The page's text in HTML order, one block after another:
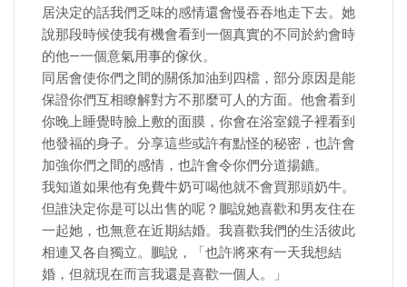
居決定的話我們乏味的感情還會慢吞吞地走下去。她
說那段時候使我有機會看到一個真實的不同於約會時
的他—一個意氣用事的傢伙。
同居會使你們之間的關係加油到四檔，部分原因是能
保證你們互相瞭解對方不那麼可人的方面。他會看到
你晚上睡覺時臉上敷的面膜，你會在浴室鏡子裡看到
他發福的身子。分享這些或許有點怪的秘密，也許會
加強你們之間的感情，也許會令你們分道揚鑣。
我知道如果他有免費牛奶可喝他就不會買那頭奶牛。
但誰決定你是可以出售的呢？鵬說她喜歡和男友住在
一起她，也無意在近期結婚。我喜歡我們的生活彼此
相連又各自獨立。鵬說，「也許將來有一天我想結
婚，但就現在而言我還是喜歡一個人。」